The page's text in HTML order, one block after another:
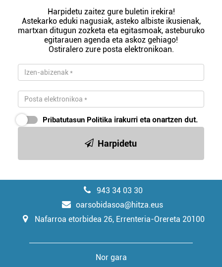
Harpidetu zaitez gure buletin irekira!
Astekarko eduki nagusiak, asteko albiste ikusienak,
martxan ditugun zozketa eta egitasmoak, asteburuko
egitarauen agenda eta askoz gehiago!
Ostiralero zure posta elektronikoan.
Pribatutasun Politika irakurri eta onartzen dut.
Harpidetu
943 34 03 30
oarsobidasoa@hitza.eus
Nafarroa etorbidea 26, Errenteria-Orereta 20100
Nor gara